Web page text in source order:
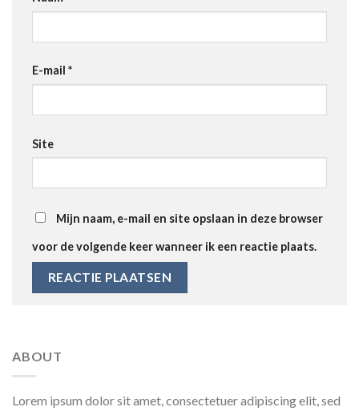
E-mail *
Site
Mijn naam, e-mail en site opslaan in deze browser
voor de volgende keer wanneer ik een reactie plaats.
ABOUT
Lorem ipsum dolor sit amet, consectetuer adipiscing elit, sed